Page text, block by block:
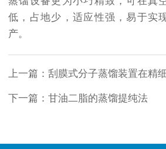
低，占地少，适应性强，易于实
产。
上一篇： 刮膜式分子蒸馏装置在精细化工中的应
下一篇： 甘油二脂的蒸馏提纯法